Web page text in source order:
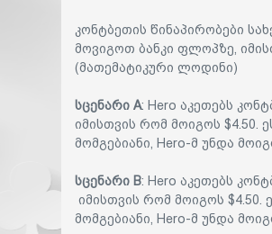
კონტბეთის წინაპირობები
მოვიგოთ ბანკი ფლოპზე,
(მათემატიკური ლოდინი)
სცენარი A: Hero აკეთებს
იმისთვის რომ მოიგოს $4.50.
მომგებიანი, Hero-მ უნდა
სცენარი B: Hero აკეთებს
იმისთვის რომ მოიგოს $4.50.
მომგებიანი, Hero-მ უნდა